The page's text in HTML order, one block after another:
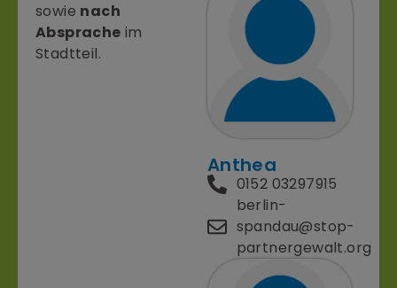
sowie nach
Absprache im
Stadtteil.
Anthea
0152 03297915
berlin-
spandau@stop-
partnergewalt.org